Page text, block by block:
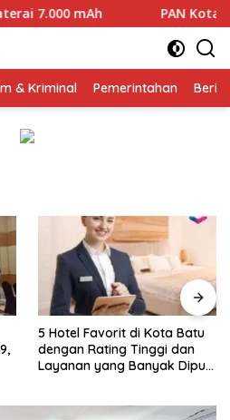
PAN Kota Magelang Mulai
& Kriminal Pemerintahan
5 Hotel Favorit di Kota Batu
dengan Rating Tinggi dan
Layanan yang Banyak Dipuji